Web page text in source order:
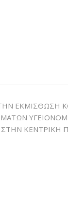
ΕΚΜΙΣΘΩΣΗ
ΣΤΗΝ ΚΕΝΤΡΙΚΗ